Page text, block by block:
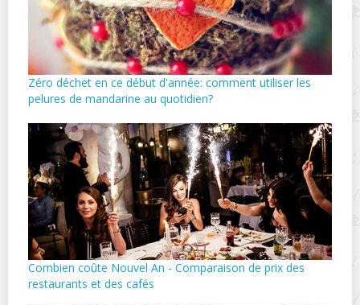
Zéro déchet en ce début d'année: comment utiliser les
pelures de mandarine au quotidien?
Combien coûte Nouvel An - Comparaison de prix des
restaurants et des cafés